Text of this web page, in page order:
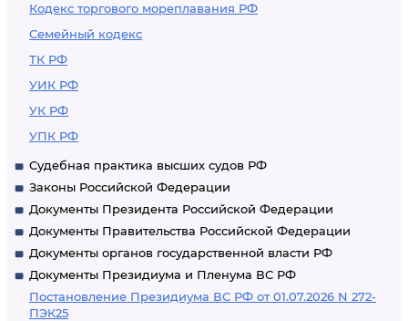
Кодекс торгового мореплавания РФ
Семейный кодекс
ТК РФ
УИК РФ
УК РФ
УПК РФ
Судебная практика высших судов РФ
Законы Российской Федерации
Документы Президента Российской Федерации
Документы Правительства Российской Федерации
Документы органов государственной власти РФ
Документы Президиума и Пленума ВС РФ
Постановление Президиума ВС РФ от 01.07.2026 N 272-
ПЭК25